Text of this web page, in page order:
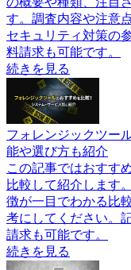
経歴・実績
ITトレンドはイノベ
向けIT製品の比較・
2,000万人以上、
ド編集部では、読者
役立つ情報や、シス
になる情報を記事に
記事上部にジャンプして
関連記事
フォレンジックとは